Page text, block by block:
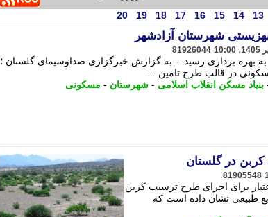
13
14
15
16
17
18
19
20
81926044
بهره برداری رسید. - به گزارش خبرگزاری صداوسیمای گلستان ؛
بنیاد مسکن انقلاب اسلامی - شهرستان - مسکونی
81905548
از اختصاص 78 میلیاردریال اعتبار برای اجرای طرح ترسیب کربن
طبیعی نشان داده است که